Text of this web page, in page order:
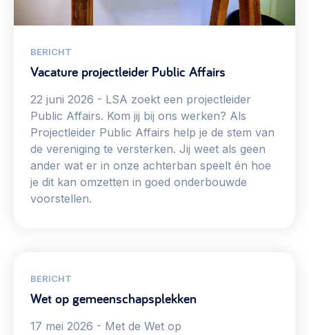
Weerbare gemeenschappen
ontmoetingsplekken >
Buurtenergie
Energiecollectieven, buurt vergroenen, SDG >
Meebeslissen
Uitdaagrecht, gemeenschapsfondsen, lokale democratie >
Samenwerken en lokale politiek
Lobbyen, invloed uitoefenen, maatschappelijke impact >
BERICHT
Vacature projectleider Public Affairs
22 juni 2026
LSA zoekt een projectleider
Public Affairs. Kom jij bij ons werken? Als
Projectleider Public Affairs help je de stem van
de vereniging te versterken. Jij weet als geen
ander wat er in onze achterban speelt én hoe
je dit kan omzetten in goed onderbouwde
voorstellen.
BERICHT
Wet op gemeenschapsplekken
17 mei 2026
Met de Wet op